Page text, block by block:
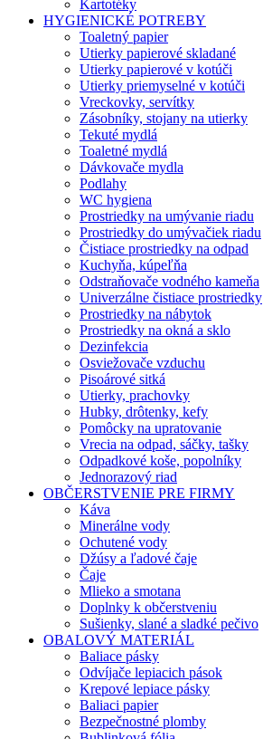
Kartotéky
HYGIENICKÉ POTREBY
Toaletný papier
Utierky papierové skladané
Utierky papierové v kotúči
Utierky priemyselné v kotúči
Vreckovky, servítky
Zásobníky, stojany na utierky
Tekuté mydlá
Toaletné mydlá
Dávkovače mydla
Podlahy
WC hygiena
Prostriedky na umývanie riadu
Prostriedky do umývačiek riadu
Čistiace prostriedky na odpad
Kuchyňa, kúpeľňa
Odstraňovače vodného kameňa
Univerzálne čistiace prostriedky
Prostriedky na nábytok
Prostriedky na okná a sklo
Dezinfekcia
Osviežovače vzduchu
Pisoárové sitká
Utierky, prachovky
Hubky, drôtenky, kefy
Pomôcky na upratovanie
Vrecia na odpad, sáčky, tašky
Odpadkové koše, popolníky
Jednorazový riad
OBČERSTVENIE PRE FIRMY
Káva
Minerálne vody
Ochutené vody
Džúsy a ľadové čaje
Čaje
Mlieko a smotana
Doplnky k občerstveniu
Sušienky, slané a sladké pečivo
OBALOVÝ MATERIÁL
Baliace pásky
Odvíjače lepiacich pások
Krepové lepiace pásky
Baliaci papier
Bezpečnostné plomby